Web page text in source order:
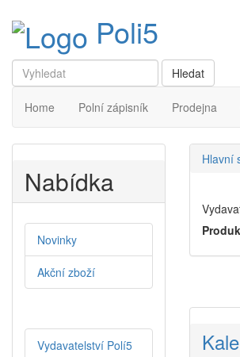
Poli5
Home Polní zápisník Prodejna
Hlavní
Nabídka
Novinky
Akční zboží
Vydavatelství Polí5